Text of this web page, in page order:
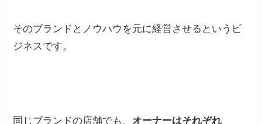
そのブランドとノウハウを元に経営させるというビ
ジネスです。
同じブランドの店舗でも、 オーナーはそれぞれ